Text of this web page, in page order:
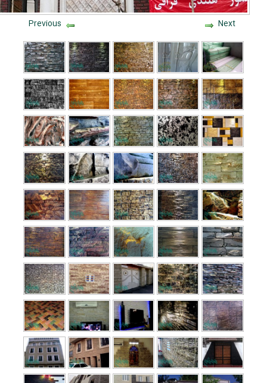
Previous Next